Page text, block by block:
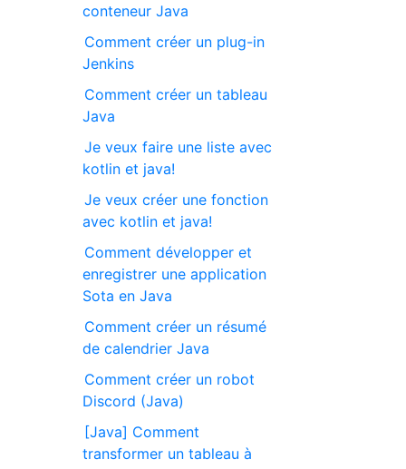
conteneur Java
Comment créer un plug-in
Jenkins
Comment créer un tableau
Java
Je veux faire une liste avec
kotlin et java!
Je veux créer une fonction
avec kotlin et java!
Comment développer et
enregistrer une application
Sota en Java
Comment créer un résumé
de calendrier Java
Comment créer un robot
Discord (Java)
[Java] Comment
transformer un tableau à